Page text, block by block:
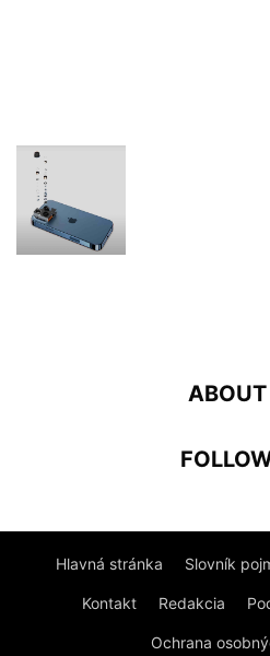
Hlavná stránka Slovník
Kontakt Redakcia
Ochrana